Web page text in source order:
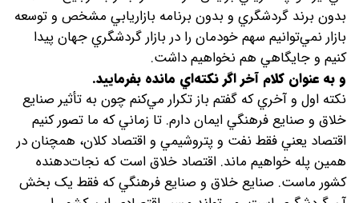
بدون برند گردشگري و بدون برنامه بازاريابي مشخص و توسعه
بازار نمي‌توانيم سهم خودمان را در بازار گردشگري جهان پيدا
کنيم و جايگاهي هم نخواهيم داشت.
و به عنوان کلام آخر اگر نکته‌اي مانده بفرماييد.
نکته اول و آخري که گفتم باز تکرار مي‌کنم چون به تأثير صنايع
خلاق و صنايع فرهنگي ايمان دارم. تا زماني که ما تصور کنيم
اقتصاد يعني فقط نفت و پتروشيمي و اقتصاد کلان، همچنان در
همين پله خواهيم ماند. اقتصاد خلاق است که نجات‌دهنده
کشور ماست. صنايع خلاق و صنايع فرهنگي که فقط يک بخش